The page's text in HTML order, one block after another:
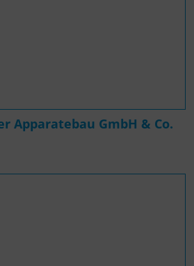
Apparatebau GmbH & Co.